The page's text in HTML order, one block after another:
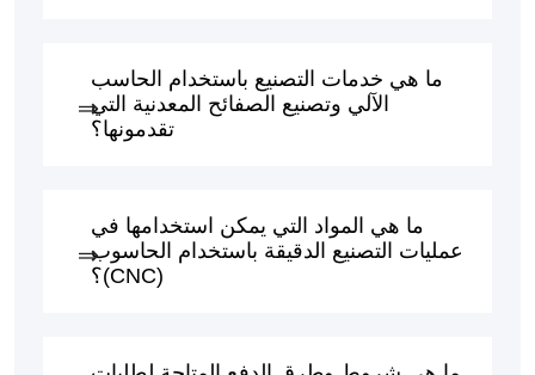
ما هي خدمات التصنيع باستخدام الحاسب
الآلي وتصنيع الصفائح المعدنية التي
تقدمونها؟
ما هي المواد التي يمكن استخدامها في
عمليات التصنيع الدقيقة باستخدام الحاسوب
(CNC)؟